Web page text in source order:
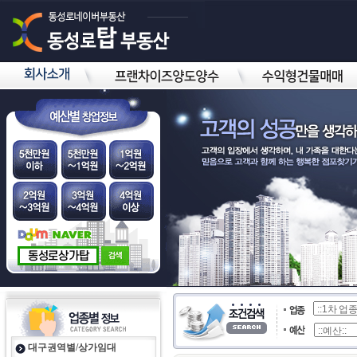
대구권역별/상가임대